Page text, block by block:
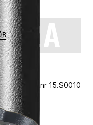
Vårt art.nr 15.S0010